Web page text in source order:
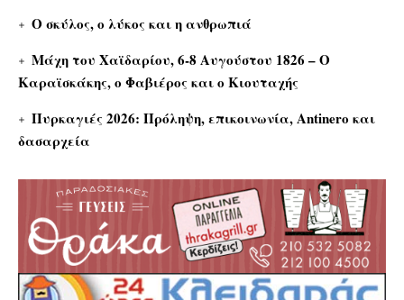
Ο σκύλος, ο λύκος και η ανθρωπιά
Μάχη του Χαϊδαρίου, 6-8 Αυγούστου 1826 – Ο
Καραϊσκάκης, ο Φαβιέρος και ο Κιουταχής
Πυρκαγιές 2026: Πρόληψη, επικοινωνία, Antinero και
δασαρχεία